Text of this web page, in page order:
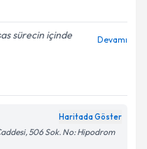
ilişkinAydınlatma
verilerimin belirtilen
ediyorum.
sürecin içinde
Devamı
Haritada Göster
506 Sok. No: Hipodrom